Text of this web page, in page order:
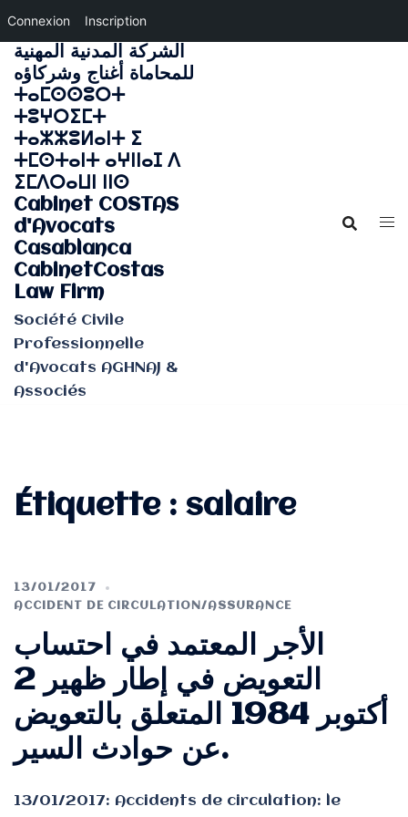
Connexion Inscription
Aller
au
contenu
الشركة المدنية المهنية
للمحاماة أغناج وشركاؤه
ⵜⴰⵎⵙⵙⵓⵔⵜ
ⵜⵓⵖⵔⵉⵎⵜ
ⵜⴰⵣⵣⵓⵍⴰⵏⵜ ⵉ
ⵜⵎⵙⵜⴰⵏⵜ ⴰⵖⵏⵏⴰⵊ ⴷ
ⵉⵎⴷⵔⴰⵡⵏ ⵏⵏⵙ
Cabinet COSTAS
d'Avocats
Casablanca
CabinetCostas
Law Firm
Société Civile
Professionnelle
d'Avocats AGHNAJ &
Associés
Étiquette : salaire
13/01/2017
ACCIDENT DE CIRCULATION/ASSURANCE
الأجر المعتمد في احتساب
التعويض في إطار ظهير 2
أكتوبر 1984 المتعلق بالتعويض
عن حوادث السير.
13/01/2017: Accidents de circulation: le